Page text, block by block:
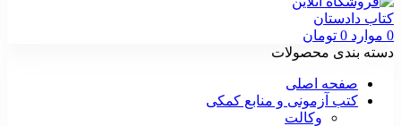
0 موارد 0 تومان
دسته بندی محصولات
صفحه اصلی
کتب آزمونی و منابع کمکی
وکالت